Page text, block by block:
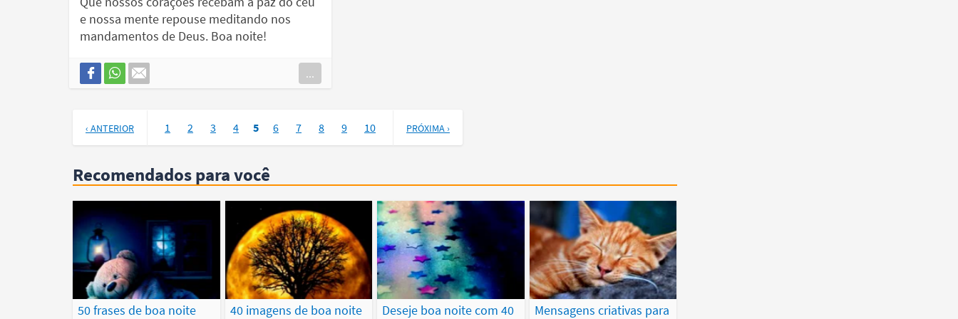
e nossa mente repouse meditando nos
mandamentos de Deus. Boa noite!
...
‹ ANTERIOR 1 2 3 4 5 6 7 8 9 10 PRÓXIMA ›
Recomendados para você
50 frases de boa noite
40 imagens de boa noite
Deseje boa noite com 40
Mensagens criativas para